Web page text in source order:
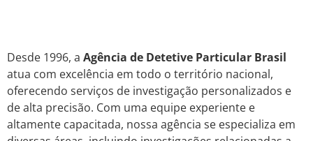
Desde 1996, a Agência de Detetive Particular Brasil
atua com excelência em todo o território nacional,
oferecendo serviços de investigação personalizados e
de alta precisão. Com uma equipe experiente e
altamente capacitada, nossa agência se especializa em